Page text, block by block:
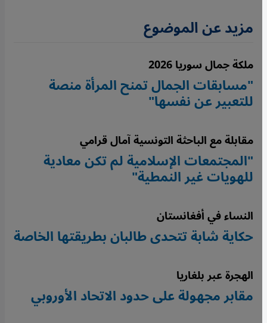
مزيد عن الموضوع
ملكة جمال سوريا 2026
"مسابقات الجمال تمنح المرأة منصة
للتعبير عن نفسها"
مقابلة مع الباحثة التونسية آمال قرامي
"المجتمعات الإسلامية لم تكن معادية
للهويات غير النمطية"
النساء في أفغانستان
حكاية شابة تتحدى طالبان بطريقتها الخاصة
الهجرة عبر بلغاريا
مقابر مجهولة على حدود الاتحاد الأوروبي